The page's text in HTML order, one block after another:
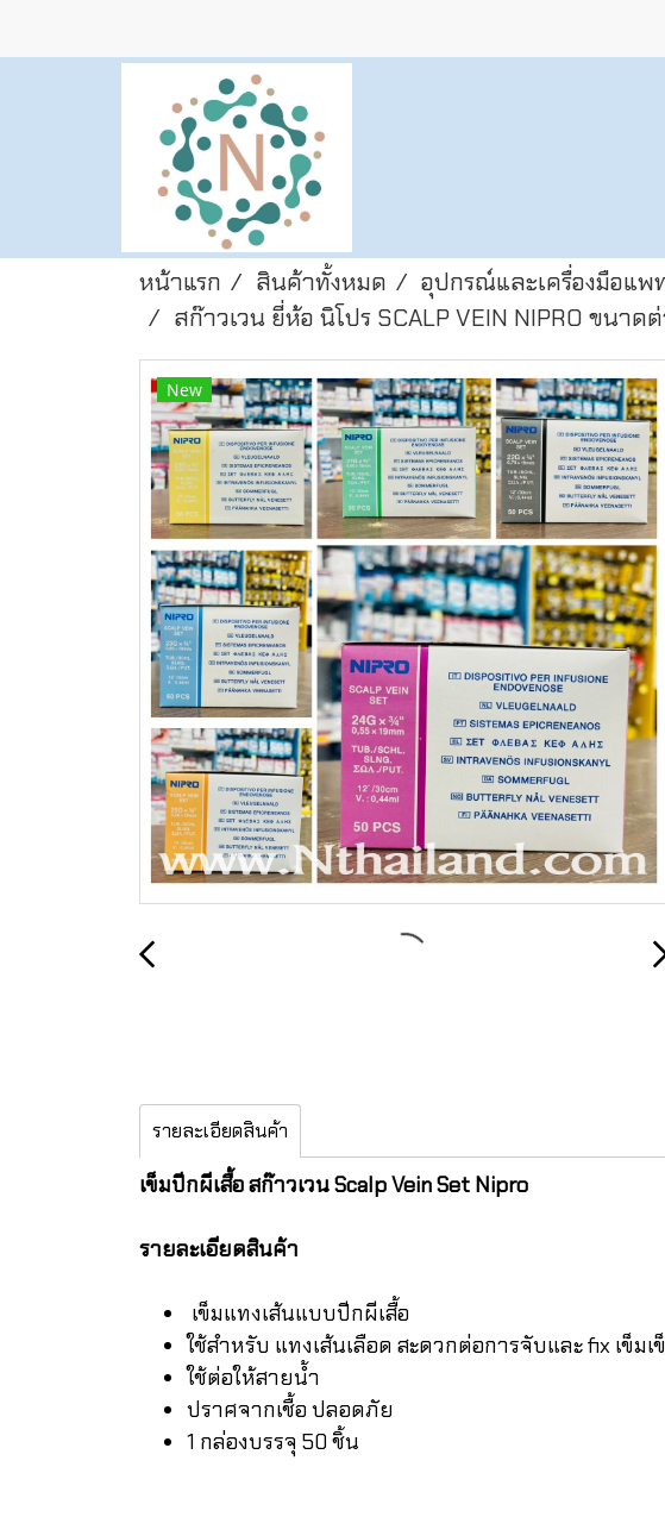
หน้าแรก สินค้าทั้งหมด อุปกรณ์และเครื่องมือแพ
สก๊าวเวน ยี่ห้อ นิโปร SCALP VEIN NIPRO ขนาดต่
New
รายละเอียดสินค้า
เข็มปีกผีเสื้อ สก๊าวเวน Scalp Vein Set Nipro
รายละเอียดสินค้า
เข็มแทงเส้นแบบปีกผีเสื้อ
ใช้สำหรับ แทงเส้นเลือด สะดวกต่อการจับและ fix เข็มเ
ใช้ต่อให้สายน้ำ
ปราศจากเชื้อ ปลอดภัย
1 กล่องบรรจุ 50 ชิ้น